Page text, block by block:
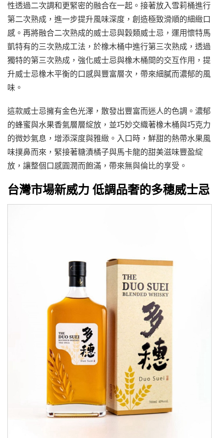
性透過二次調和更緊密的融合在一起。接著放入雪莉桶進行
第二次熟成，進一步提升風味深度，創造極致滑順的細緻口
感。再將融合二次熟成的威士忌與穀類威士忌，運用懷特馬
凱特有的三次熟成工法，於橡木桶中進行第三次熟成，透過
獨特的第三次熟成，強化威士忌與橡木桶間的交互作用，提
升威士忌橡木平衡的口感與豐富層次，帶來細膩而濃郁的風
味。
這款威士忌擁有金色光澤，散發出豐富而迷人的色調。濃郁
的蜂蜜與水果香氣層層綻放，並巧妙交織著橡木桶與巧克力
的微妙氣息，增添深度與雅緻。入口時，鮮甜的熱帶水果風
味撲鼻而來，緊接著糖漬橘子與馬卡龍的甜美滋味豐盈綻
放，讓整個口感圓潤而飽滿，帶來無與倫比的享受。
台灣市場新威力 低調品奢的多穗威士忌